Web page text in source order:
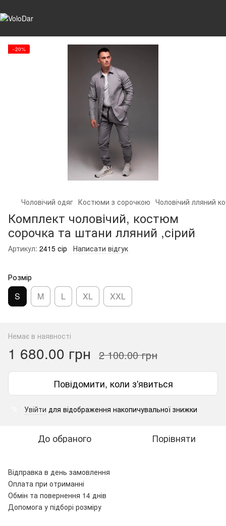
−20%
Чоловічий одяг Костюми з сорочкою Чоловічий лляний
Комплект чоловічий, костюм
сорочка та штани лляний ,сірий
Артикул: 2415 сір Написати відгук
Розмір
S M L XL XXL
Немає в наявності
1 680.00 грн 2 100.00 грн
Повідомити, коли з'явиться
Увійти для відображення накопичувальної знижки
До обраного Порівняти
Відправка в день замовлення
Оплата при отриманні
Обмін та повернення 14 днів
Допомога у підборі розміру